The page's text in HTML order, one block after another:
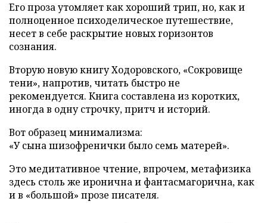
Его проза утомляет как хороший трип, но, как и
полноценное психоделическое путешествие,
несет в себе раскрытие новых горизонтов
сознания.
Вторую новую книгу Ходоровского, «Сокровище
тени», напротив, читать быстро не
рекомендуется. Книга составлена из коротких,
иногда в одну строчку, притч и историй.
Вот образец минимализма:
«У сына шизофренички было семь матерей».
Это медитативное чтение, впрочем, метафизика
здесь столь же иронична и фантасмагорична, как
и в «большой» прозе писателя.